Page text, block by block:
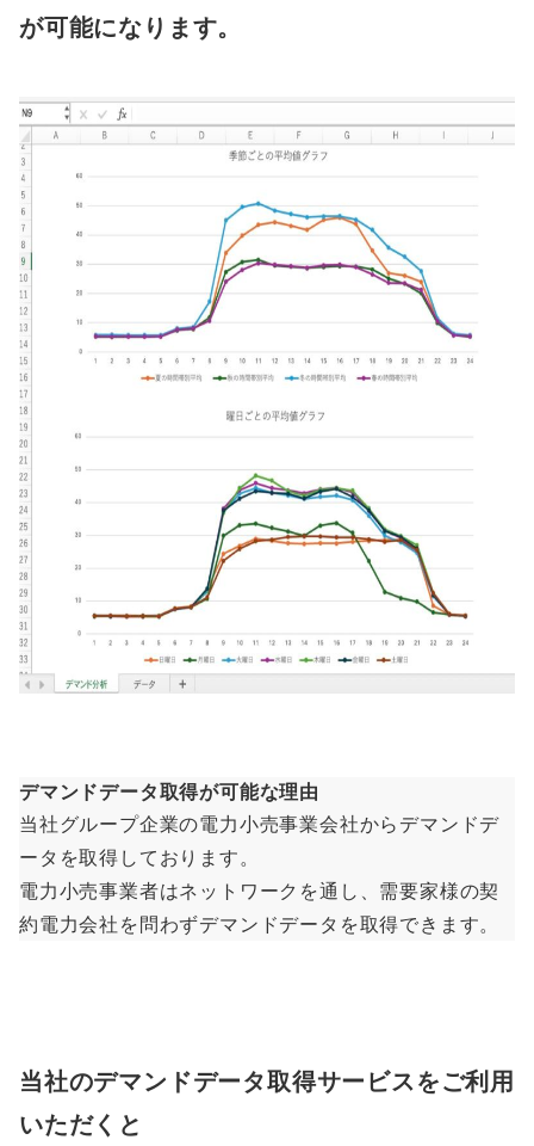
が可能になります。
デマンドデータ取得が可能な理由
当社グループ企業の電力小売事業会社からデマンドデ
ータを取得しております。
電力小売事業者はネットワークを通し、需要家様の契
約電力会社を問わずデマンドデータを取得できます。
当社のデマンドデータ取得サービスをご利用
いただくと